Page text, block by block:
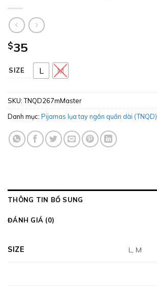
$35
SIZE L M
SKU:TNQD267mMaster
Danh mục: Pijamas lụa tay ngắn quần dài (TNQD)
THÔNG TIN BỔ SUNG
ĐÁNH GIÁ (0)
SIZE L, M